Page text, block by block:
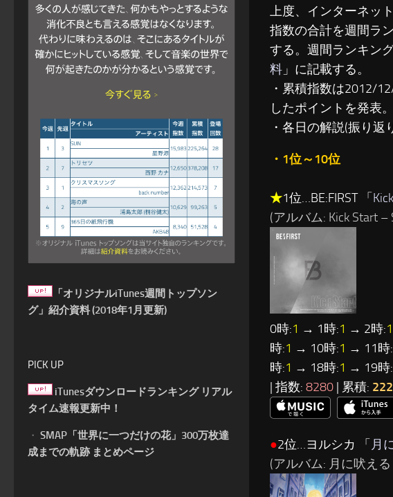
上度、インターネッ
指数の合計を週間ラ
する。週間ランキン
料 」に記載する。
・累積指数は2012/
したポイントを発表。
・各日の解説(振り返
・1位～10位
★1位…BE:FIRST 「
(アルバム: Kick Start –
0時:1 → 1時:1 → 2時:1
時:1 → 10時:1 → 11時:
時:1 → 18時:1 → 19時:
| 指数: 8280 | 累積:
●2位…ヨルシカ 「 月
(アルバム: 月に吠える
「オリジナルiTunes週間トップソン
グ」紹介資料 (2018年1月更新)
PICK UP
iTunesダウンロードランキング リアル
タイム速報更新中！
・ SMAP「世界に一つだけの花」300万枚達
成までの軌跡 まとめページ